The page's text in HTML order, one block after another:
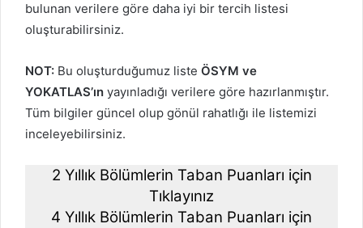
bulunan verilere göre daha iyi bir tercih listesi
oluşturabilirsiniz.
NOT: Bu oluşturduğumuz liste ÖSYM ve
YOKATLAS’ın yayınladığı verilere göre hazırlanmıştır.
Tüm bilgiler güncel olup gönül rahatlığı ile listemizi
inceleyebilirsiniz.
2 Yıllık Bölümlerin Taban Puanları için
Tıklayınız
4 Yıllık Bölümlerin Taban Puanları için